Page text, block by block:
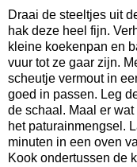
Draai de steeltjes uit
hak deze heel fijn.
kleine koekenpan en
vuur tot ze gaar zijn.
scheutje vermout in
goed in passen. Leg
de schaal. Maal er
het paturainmengsel.
minuten in een oven
Kook ondertussen de